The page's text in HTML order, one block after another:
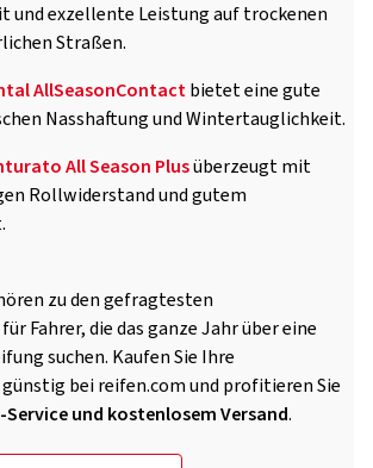
und exzellente Leistung auf trockenen
Straßen.
AllSeasonContactbietet eine gute
Nasshaftung und Wintertauglichkeit.
All Season Plusüberzeugt mit
Rollwiderstand und gutem
zu den gefragtesten
Fahrer, die das ganze Jahr über eine
suchen. Kaufen Sie Ihre
bei reifen.com und profitieren Sie
Service und kostenlosem Versand.